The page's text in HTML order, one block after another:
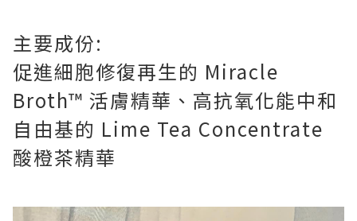
主要成份:
促進細胞修復再生的 Miracle
Broth™ 活膚精華、高抗氧化能中和
自由基的 Lime Tea Concentrate
酸橙茶精華